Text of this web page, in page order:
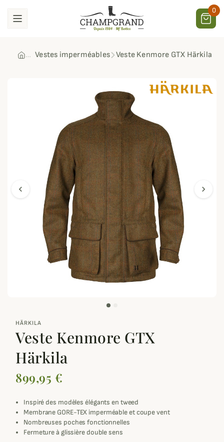
0
Vestes imperméables Veste Kenmore GTX Härkila
chevron_left
zoom_out_map
chevron_right
HÄRKILA
Veste Kenmore GTX
Härkila
899,95 €
Inspiré des modèles élégants en tweed
Membrane GORE-TEX imperméable et coupe vent
Nombreuses poches fonctionnelles
Fermeture à glissière double sens